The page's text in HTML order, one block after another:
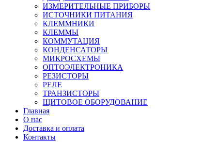
ИЗМЕРИТЕЛЬНЫЕ ПРИБОРЫ
ИСТОЧНИКИ ПИТАНИЯ
КЛЕММНИКИ
КЛЕММЫ
КОММУТАЦИЯ
КОНДЕНСАТОРЫ
МИКРОСХЕМЫ
ОПТОЭЛЕКТРОНИКА
РЕЗИСТОРЫ
РЕЛЕ
ТРАНЗИСТОРЫ
ЩИТОВОЕ ОБОРУДОВАНИЕ
Главная
О нас
Доставка и оплата
Контакты